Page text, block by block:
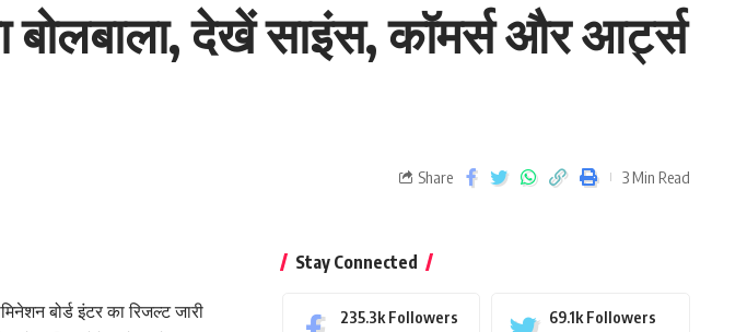
देखें साइंस, कॉमर्स और आर्ट्स
Share 3 Min Read
बोर्ड इंटर का रिजल्ट जारी
Stay Connected
235.3k Followers 69.1k Followers